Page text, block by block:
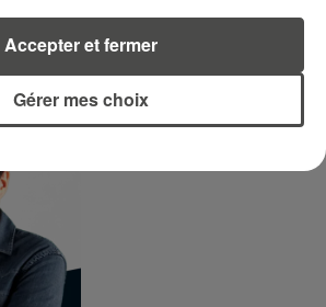
Voir toute l'équipe RCA
DIMITRI COUTAND
Gérer mes choix
Accepter et fermer